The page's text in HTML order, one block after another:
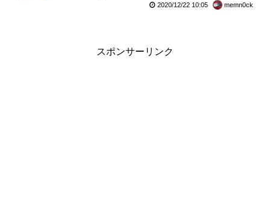
2020/12/22 10:05 memn0ck
スポンサーリンク